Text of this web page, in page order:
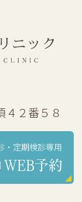
４２番５８
・定期検診専用
WEB予約